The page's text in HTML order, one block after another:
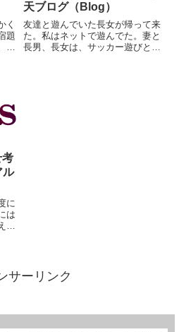
く
題
出
天ブログ（Blog）
友達と遊んでいた長女が帰って来
た。私はネットで遊んでた。妻と
長男、長女は、サッカー遊びとい
考
ル
に
は
い
なサーリンク